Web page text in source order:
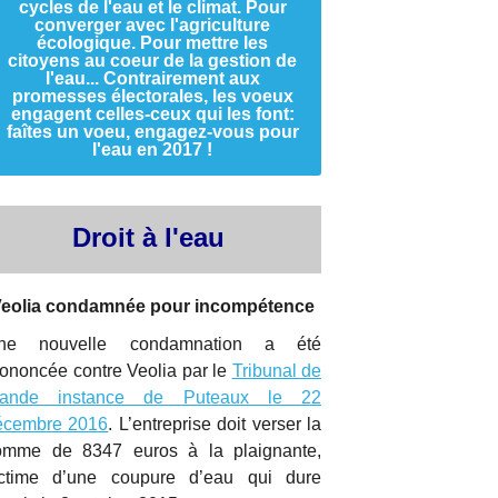
cycles de l'eau et le climat. Pour
converger avec l'agriculture
écologique. Pour mettre les
citoyens au coeur de la gestion de
l'eau... Contrairement aux
promesses électorales, les voeux
engagent celles-ceux qui les font:
faîtes un voeu, engagez-vous pour
l'eau en 2017 !
Droit à l'eau
condamnée pour incompétence
nouvelle condamnation a été
contre Veolia par le Tribunal de
instance de Puteaux le 22
2016. L’entreprise doit verser la
de 8347 euros à la plaignante,
d’une coupure d’eau qui dure